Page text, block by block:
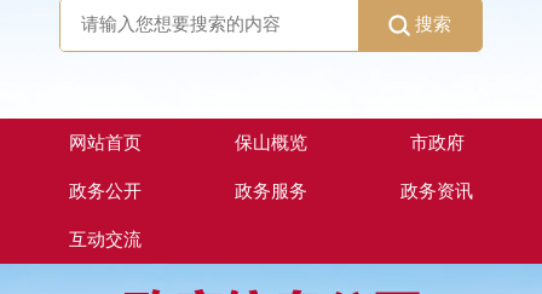
搜索
网站首页 保山概览 市政府
政务公开 政务服务 政务资讯
互动交流